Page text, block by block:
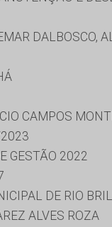
DALBOSCO,
CAMPOS
GESTÃO 2022
DE RIO
ALVES ROZA